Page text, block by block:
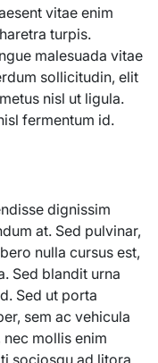
vitae enim
turpis.
malesuada vitae
sollicitudin, elit
nisl ut ligula.
fermentum id.
dignissim
at. Sed pulvinar,
nulla cursus est,
Sed blandit urna
Sed ut porta
sem ac vehicula
mollis enim